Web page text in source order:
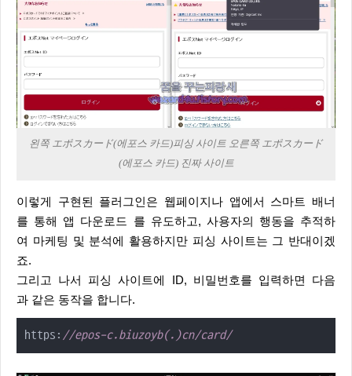
왼쪽 エポスカード(에포스 카드)피싱 사이트 오른쪽 エポスカード
(에포스 카드) 진짜 사이트
이렇게 구현된 플러그인은 웹페이지나 앱에서 스마트 배너
를 통해 앱 다운로드 를 유도하고, 사용자의 행동을 추적하
여 마케팅 및 분석에 활용하지만 피싱 사이트는 그 반대이겠
죠.
그리고 나서 피싱 사이트에 ID, 비밀번호를 입력하면 다음
과 같은 동작을 합니다.
https: //epos-c.biuzoyb(.)cn/card/